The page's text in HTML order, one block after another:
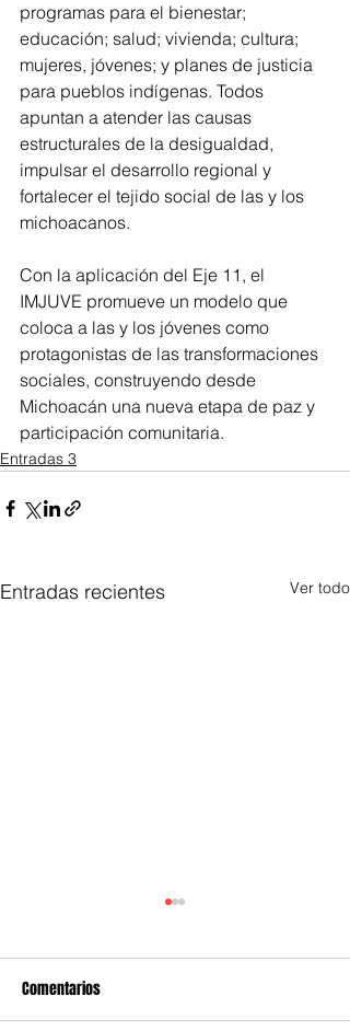
programas para el bienestar;
educación; salud; vivienda; cultura;
mujeres, jóvenes; y planes de justicia
para pueblos indígenas. Todos
apuntan a atender las causas
estructurales de la desigualdad,
impulsar el desarrollo regional y
fortalecer el tejido social de las y los
michoacanos.
Con la aplicación del Eje 11, el
IMJUVE promueve un modelo que
coloca a las y los jóvenes como
protagonistas de las transformaciones
sociales, construyendo desde
Michoacán una nueva etapa de paz y
participación comunitaria.
Entradas 3
Entradas recientes Ver todo
Comentarios